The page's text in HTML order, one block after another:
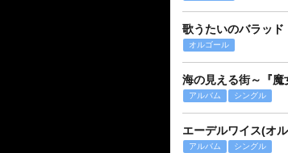
歌うたいのバラッド
オルゴール
海の見える街～『魔
アルバム シングル
エーデルワイス(オ
アルバム シングル